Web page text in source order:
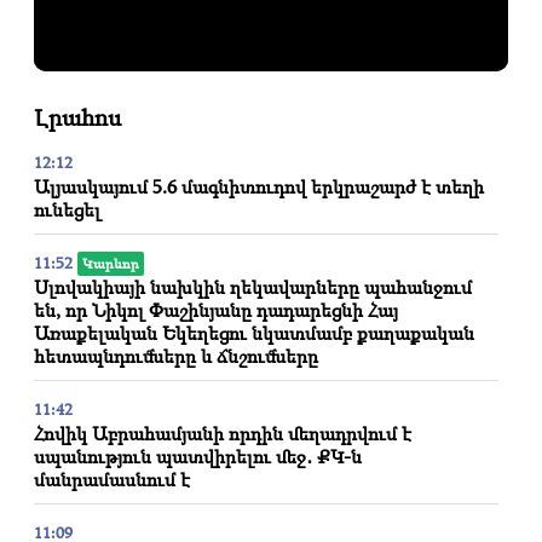
Լրահոս
12:12
Ալյասկայում 5.6 մագնիտուդով երկրաշարժ է տեղի
ունեցել
11:52 Կարևոր
Սլովակիայի նախկին ղեկավարները պահանջում
են, որ Նիկոլ Փաշինյանը դադարեցնի Հայ
Առաքելական Եկեղեցու նկատմամբ քաղաքական
հետապնդումները և ճնշումները
11:42
Հովիկ Աբրահամյանի որդին մեղադրվում է
սպանություն պատվիրելու մեջ․ ՔԿ-ն
մանրամասնում է
11:09